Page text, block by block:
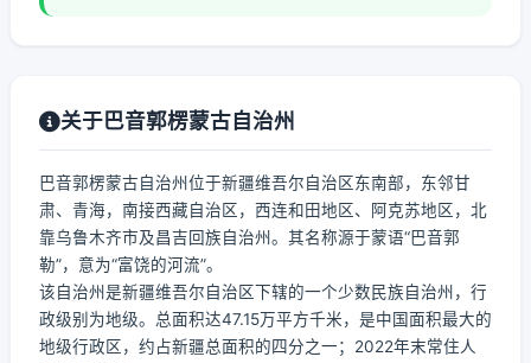
关于巴音郭楞蒙古自治州
巴音郭楞蒙古自治州位于新疆维吾尔自治区东南部，东邻甘
肃、青海，南接西藏自治区，西连和田地区、阿克苏地区，北
靠乌鲁木齐市及昌吉回族自治州。其名称源于蒙语“巴音郭
勒”，意为“富饶的河流”。
该自治州是新疆维吾尔自治区下辖的一个少数民族自治州，行
政级别为地级。总面积达47.15万平方千米，是中国面积最大的
地级行政区，约占新疆总面积的四分之一；2022年末常住人